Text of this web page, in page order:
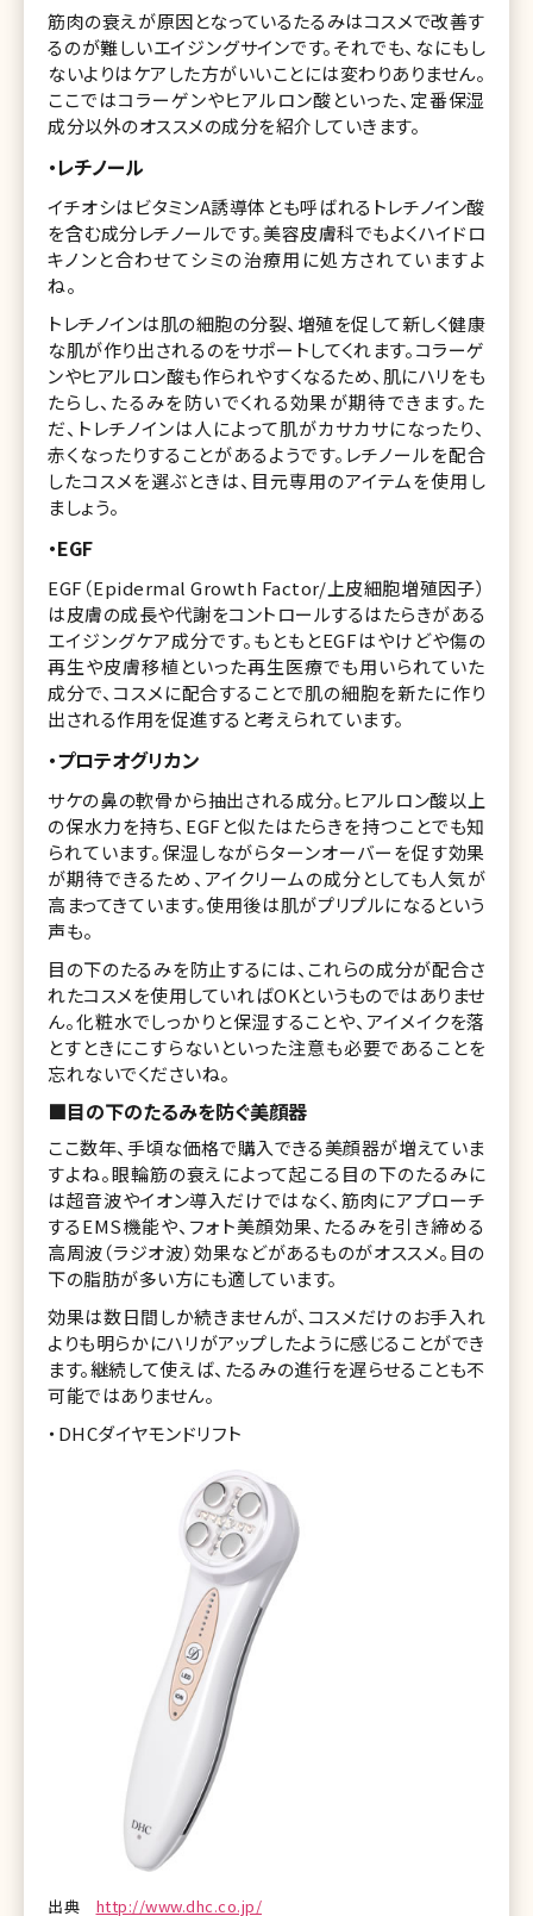
筋肉の衰えが原因となっているたるみはコスメで改善す
るのが難しいエイジングサインです。それでも、なにもし
ないよりはケアした方がいいことには変わりありません。
ここではコラーゲンやヒアルロン酸といった、定番保湿
成分以外のオススメの成分を紹介していきます。
・レチノール
イチオシはビタミンA誘導体とも呼ばれるトレチノイン酸
を含む成分レチノールです。美容皮膚科でもよくハイドロ
キノンと合わせてシミの治療用に処方されていますよ
ね。
トレチノインは肌の細胞の分裂、増殖を促して新しく健康
な肌が作り出されるのをサポートしてくれます。コラーゲ
ンやヒアルロン酸も作られやすくなるため、肌にハリをも
たらし、たるみを防いでくれる効果が期待できます。た
だ、トレチノインは人によって肌がカサカサになったり、
赤くなったりすることがあるようです。レチノールを配合
したコスメを選ぶときは、目元専用のアイテムを使用し
ましょう。
・EGF
EGF（Epidermal Growth Factor/上皮細胞増殖因子）
は皮膚の成長や代謝をコントロールするはたらきがある
エイジングケア成分です。もともとEGFはやけどや傷の
再生や皮膚移植といった再生医療でも用いられていた
成分で、コスメに配合することで肌の細胞を新たに作り
出される作用を促進すると考えられています。
・プロテオグリカン
サケの鼻の軟骨から抽出される成分。ヒアルロン酸以上
の保水力を持ち、EGFと似たはたらきを持つことでも知
られています。保湿しながらターンオーバーを促す効果
が期待できるため、アイクリームの成分としても人気が
高まってきています。使用後は肌がプリプルになるという
声も。
目の下のたるみを防止するには、これらの成分が配合さ
れたコスメを使用していればOKというものではありませ
ん。化粧水でしっかりと保湿することや、アイメイクを落
とすときにこすらないといった注意も必要であることを
忘れないでくださいね。
■目の下のたるみを防ぐ美顔器
ここ数年、手頃な価格で購入できる美顔器が増えていま
すよね。眼輪筋の衰えによって起こる目の下のたるみに
は超音波やイオン導入だけではなく、筋肉にアプローチ
するEMS機能や、フォト美顔効果、たるみを引き締める
高周波（ラジオ波）効果などがあるものがオススメ。目の
下の脂肪が多い方にも適しています。
効果は数日間しか続きませんが、コスメだけのお手入れ
よりも明らかにハリがアップしたように感じることができ
ます。継続して使えば、たるみの進行を遅らせることも不
可能ではありません。
・DHCダイヤモンドリフト
出典 http://www.dhc.co.jp/